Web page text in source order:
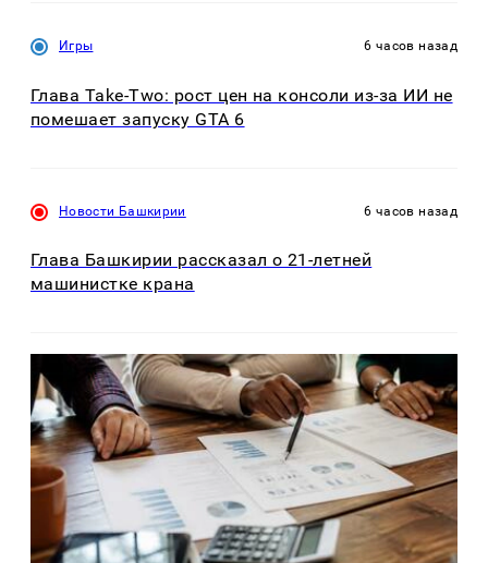
Игры 6 часов назад
Глава Take-Two: рост цен на консоли из-за ИИ не
помешает запуску GTA 6
Новости Башкирии 6 часов назад
Глава Башкирии рассказал о 21-летней
машинистке крана